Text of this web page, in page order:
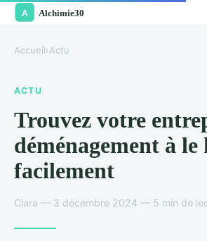
Accueil›Actu
ACTU
Trouvez votre
déménagement à le
facilement
Clara — 3 décembre 2024 — 5 min de